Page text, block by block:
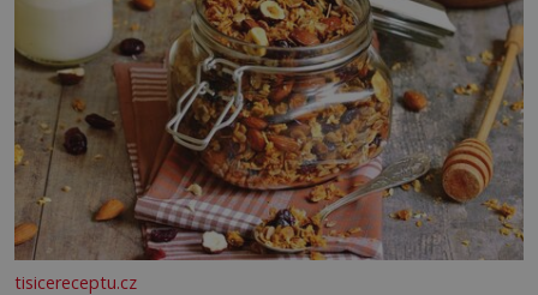
tisicereceptu.cz